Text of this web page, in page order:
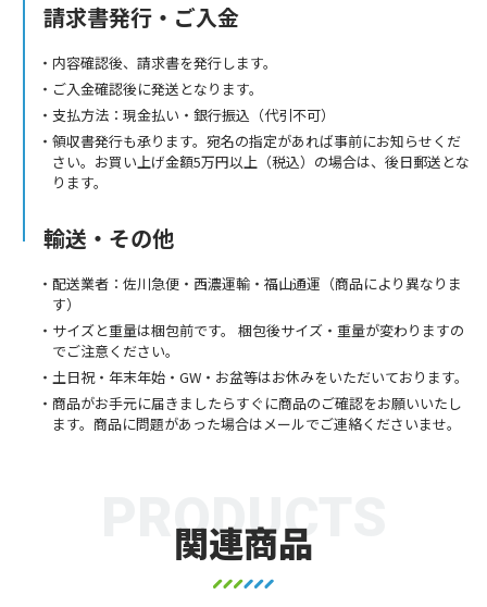
請求書発行・ご入金
内容確認後、請求書を発行します。
ご入金確認後に発送となります。
支払方法：現金払い・銀行振込（代引不可）
領収書発行も承ります。宛名の指定があれば事前にお知らせくだ
さい。お買い上げ金額5万円以上（税込）の場合は、後日郵送とな
ります。
輸送・その他
配送業者：佐川急便・西濃運輸・福山通運（商品により異なりま
す）
サイズと重量は梱包前です。 梱包後サイズ・重量が変わりますの
でご注意ください。
土日祝・年末年始・GW・お盆等はお休みをいただいております。
商品がお手元に届きましたらすぐに商品のご確認をお願いいたし
ます。商品に問題があった場合はメールでご連絡くださいませ。
関連商品
PRODUCTS